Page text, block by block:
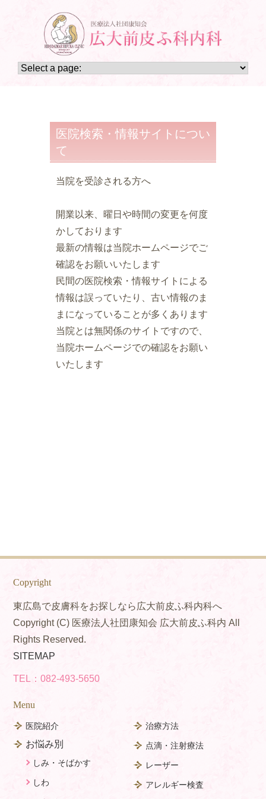
医院検索・情報サイトについ
て
当院を受診される方へ
開業以来、曜日や時間の変更を何度
かしております
最新の情報は当院ホームページでご
確認をお願いいたします
民間の医院検索・情報サイトによる
情報は誤っていたり、古い情報のま
まになっていることが多くあります
当院とは無関係のサイトですので、
当院ホームページでの確認をお願い
いたします
Copyright
東広島で皮膚科をお探しなら広大前皮ふ科内科へ
Copyright (C) 医療法人社団康知会 広大前皮ふ科内 All
Rights Reserved.
SITEMAP
TEL：082-493-5650
Menu
医院紹介
お悩み別
しみ・そばかす
しわ
治療方法
点滴・注射療法
レーザー
アレルギー検査